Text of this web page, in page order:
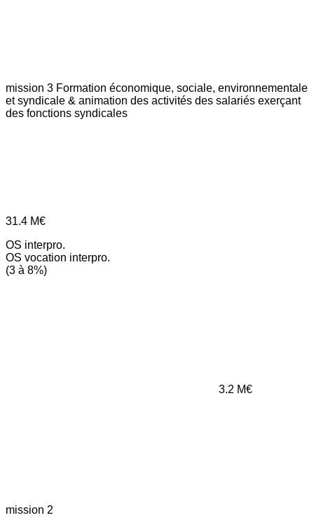
mission 3 Formation économique, sociale, environnementale
et syndicale & animation des activités des salariés exerçant
des fonctions syndicales
31.4 M€
OS interpro.
OS vocation interpro.
(3 à 8%)
3.2 M€
mission 2